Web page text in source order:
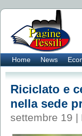
Home News
Riciclato e
nella sede
settembre 19 |